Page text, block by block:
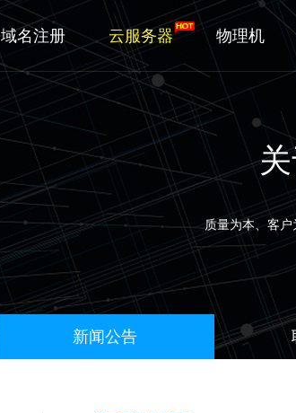
域名注册 云服务器 物理机
质量为本、客
新闻公告